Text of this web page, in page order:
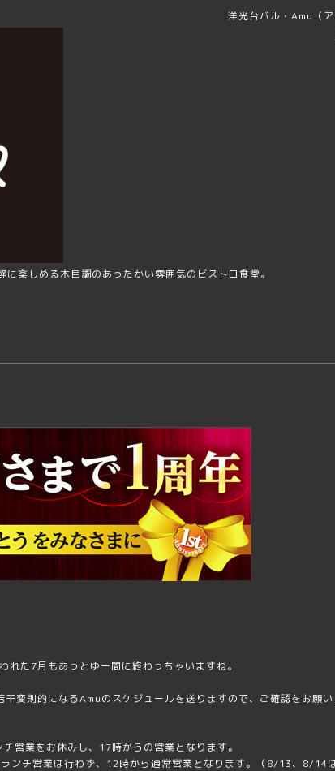
洋光台バル・Amu（ア
楽しめる木目調のあったかい雰囲気のビストロ食堂。
れた7月もあっとゆー間に終わっちゃいますね。
変則的になるAmuのスケジュールを送りますので、ご確認をお願い
営業をお休みし、17時からの営業となります。
ンチ営業は行わず、12時から通常営業となります。（8/13、8/14は